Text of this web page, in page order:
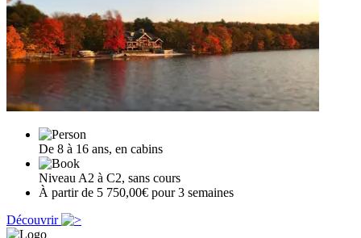
De 8 à 16 ans, en cabins
Niveau A2 à C2, sans cours
À partir de 5 750,00€ pour 3 semaines
Découvrir